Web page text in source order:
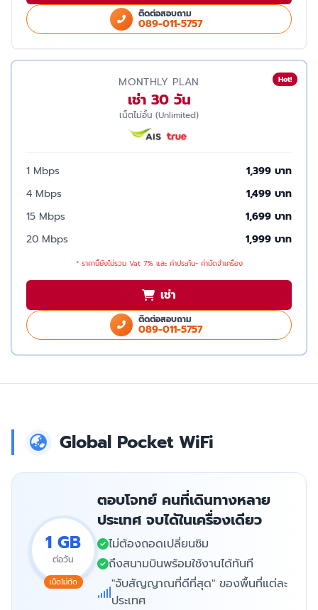
ติดต่อสอบถาม
089-011-5757
Hot!
MONTHLY PLAN
เช่า 30 วัน
เน็ตไม่อั้น (Unlimited)
1 Mbps
1,399 บาท
4 Mbps
1,499 บาท
15 Mbps
1,699 บาท
20 Mbps
1,999 บาท
* ราคานี้ยังไม่รวม Vat 7% และ ค่าประกัน- ค่ามัดจำเครื่อง
เช่า
ติดต่อสอบถาม
089-011-5757
Global Pocket WiFi
1 GB
ต่อวัน
เน็ตไม่ตัด
ตอบโจทย์ คนที่เดินทางหลาย
ประเทศ จบได้ในเครื่องเดียว
ไม่ต้องถอดเปลี่ยนซิม
ถึงสนามบินพร้อมใช้งานได้ทันที
"จับสัญญาณที่ดีที่สุด" ของพื้นที่แต่ละ
ประเทศ